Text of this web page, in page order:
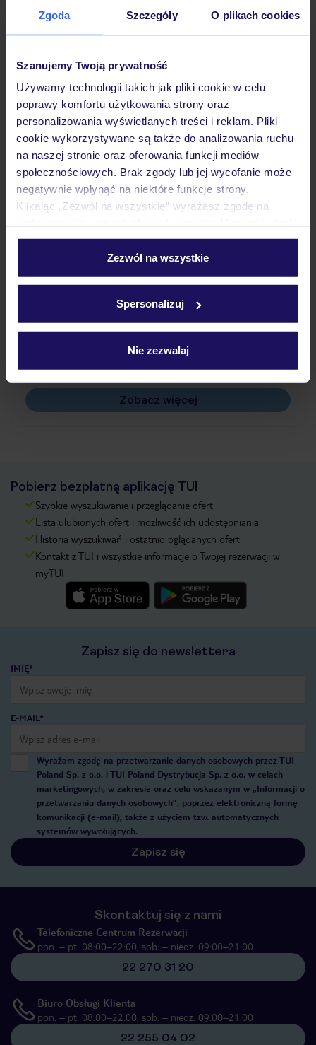
Zgoda Szczegóły O plikach cookies
Szanujemy Twoją prywatność
Używamy technologii takich jak pliki cookie w celu
poprawy komfortu użytkowania strony oraz
personalizowania wyświetlanych treści i reklam. Pliki
cookie wykorzystywane są także do analizowania ruchu
na naszej stronie oraz oferowania funkcji mediów
społecznościowych. Brak zgody lub jej wycofanie może
negatywnie wpłynąć na niektóre funkcje strony.
Klikając „Zezwól na wszystkie” wyrażasz zgodę na
personalizować swój wybór wchodząc w zakładkę
Szczegółowe informacje o plikach cookie znajdziesz
Zezwól na wszystkie
Spersonalizuj
Nie zezwalaj
Hotel
Pokoje
Wyżywienie
Atrakcje
Ważne informacje
Często zadawane pytania
Jak zmienić uczestników/osobę zgłaszającą?
Na jakiej podstawie i gdzie otrzymam karty
pokładowe/bilety lotnicze?
Zobacz więcej
Pobierz bezpłatną aplikację TUI
Szybkie wyszukiwanie i przeglądanie ofert
Lista ulubionych ofert i możliwość ich udostępniania
Historia wyszukiwań i ostatnio oglądanych ofert
Kontakt z TUI i wszystkie informacje o Twojej rezerwacji w
myTUI
Zapisz się do newslettera
IMIĘ*
E-MAIL*
Wyrażam zgodę na przetwarzanie danych osobowych przez TUI
Poland Sp. z o.o. i TUI Poland Dystrybucja Sp. z o.o. w celach
marketingowych, w zakresie oraz celu wskazanym w „Informacji o
przetwarzaniu danych osobowych”, poprzez elektroniczną formę
komunikacji (e-mail), także z użyciem tzw. automatycznych
systemów wywołujących.
Zapisz się
Skontaktuj się z nami
Telefoniczne Centrum Rezerwacji
pon. – pt. 08:00–22:00, sob. – niedz. 09:00–21:00
22 270 31 20
Biuro Obsługi Klienta
pon. – pt. 08:00–22:00, sob. – niedz. 09:00–21:00
22 255 04 02